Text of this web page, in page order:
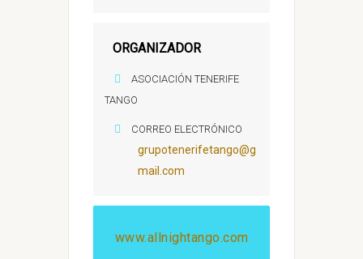
ORGANIZADOR
ASOCIACIÓN TENERIFE
TANGO
CORREO ELECTRÓNICO
grupotenerifetango@g
mail.com
www.allnightango.com